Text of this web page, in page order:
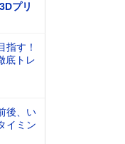
プリ
指す！
底トレ
後、い
イミン